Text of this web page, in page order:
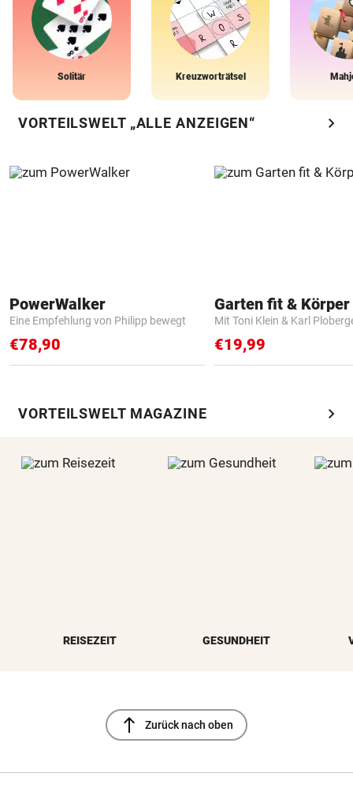
Solitär Kreuzworträtsel
VORTEILSWELT „ALLE ANZEIGEN“ chevron_right
PowerWalker
Eine Empfehlung von Philipp bewegt
€78,90
Garten fit &
Mit Toni Klein & Karl
€19,99
VORTEILSWELT MAGAZINE chevron_right
REISEZEIT GESUNDHEIT
north Zurück nach oben